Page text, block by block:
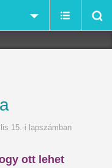
15.-i lapszámban
ott lehet